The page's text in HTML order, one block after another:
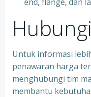
Untuk informasi
penawaran harga
menghubungi tim
membantu